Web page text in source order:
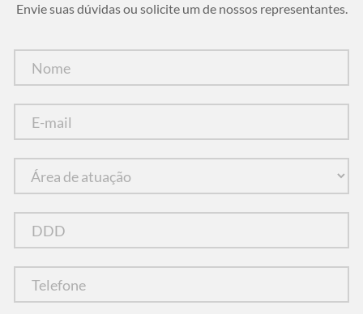
Envie suas dúvidas ou solicite um de nossos representantes.